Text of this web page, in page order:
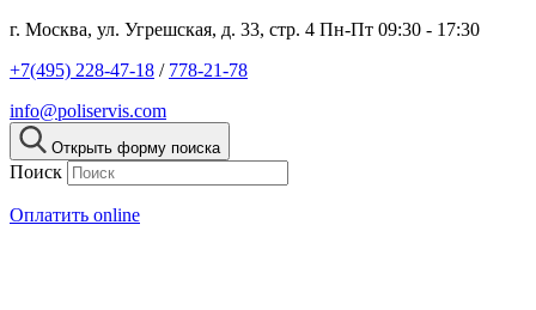
г. Москва, ул. Угрешская, д. 33, стр. 4 Пн-Пт 09:30 - 17:30
+7(495) 228-47-18 / 778-21-78
info@poliservis.com
Открыть форму поиска
Поиск
Оплатить online